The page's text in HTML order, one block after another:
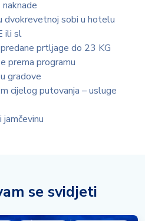
dvokrevetnoj sobi u hotelu
ili sl
prtljage do 23 KG
prema programu
gradove
cijelog putovanja – usluge
jamčevinu
se svidjeti